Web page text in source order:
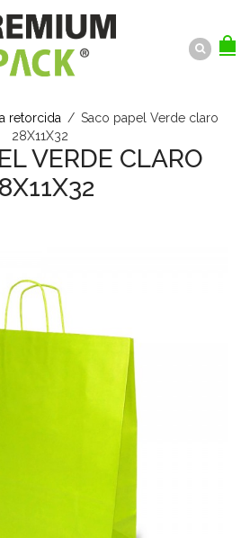
retorcida / Saco papel Verde claro
28X11X32
VERDE CLARO